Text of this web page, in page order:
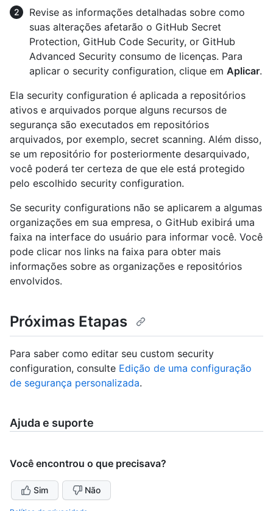
Revise as informações detalhadas sobre como
suas alterações afetarão o GitHub Secret
Protection, GitHub Code Security, or GitHub
Advanced Security consumo de licenças. Para
aplicar o security configuration, clique em Aplicar.
Ela security configuration é aplicada a repositórios
ativos e arquivados porque alguns recursos de
segurança são executados em repositórios
arquivados, por exemplo, secret scanning. Além disso,
se um repositório for posteriormente desarquivado,
você poderá ter certeza de que ele está protegido
pelo escolhido security configuration.
Se security configurations não se aplicarem a algumas
organizações em sua empresa, o GitHub exibirá uma
faixa na interface do usuário para informar você. Você
pode clicar nos links na faixa para obter mais
informações sobre as organizações e repositórios
envolvidos.
Próximas Etapas
Para saber como editar seu custom security
configuration, consulte Edição de uma configuração
de segurança personalizada.
Ajuda e suporte
Você encontrou o que precisava?
Sim Não